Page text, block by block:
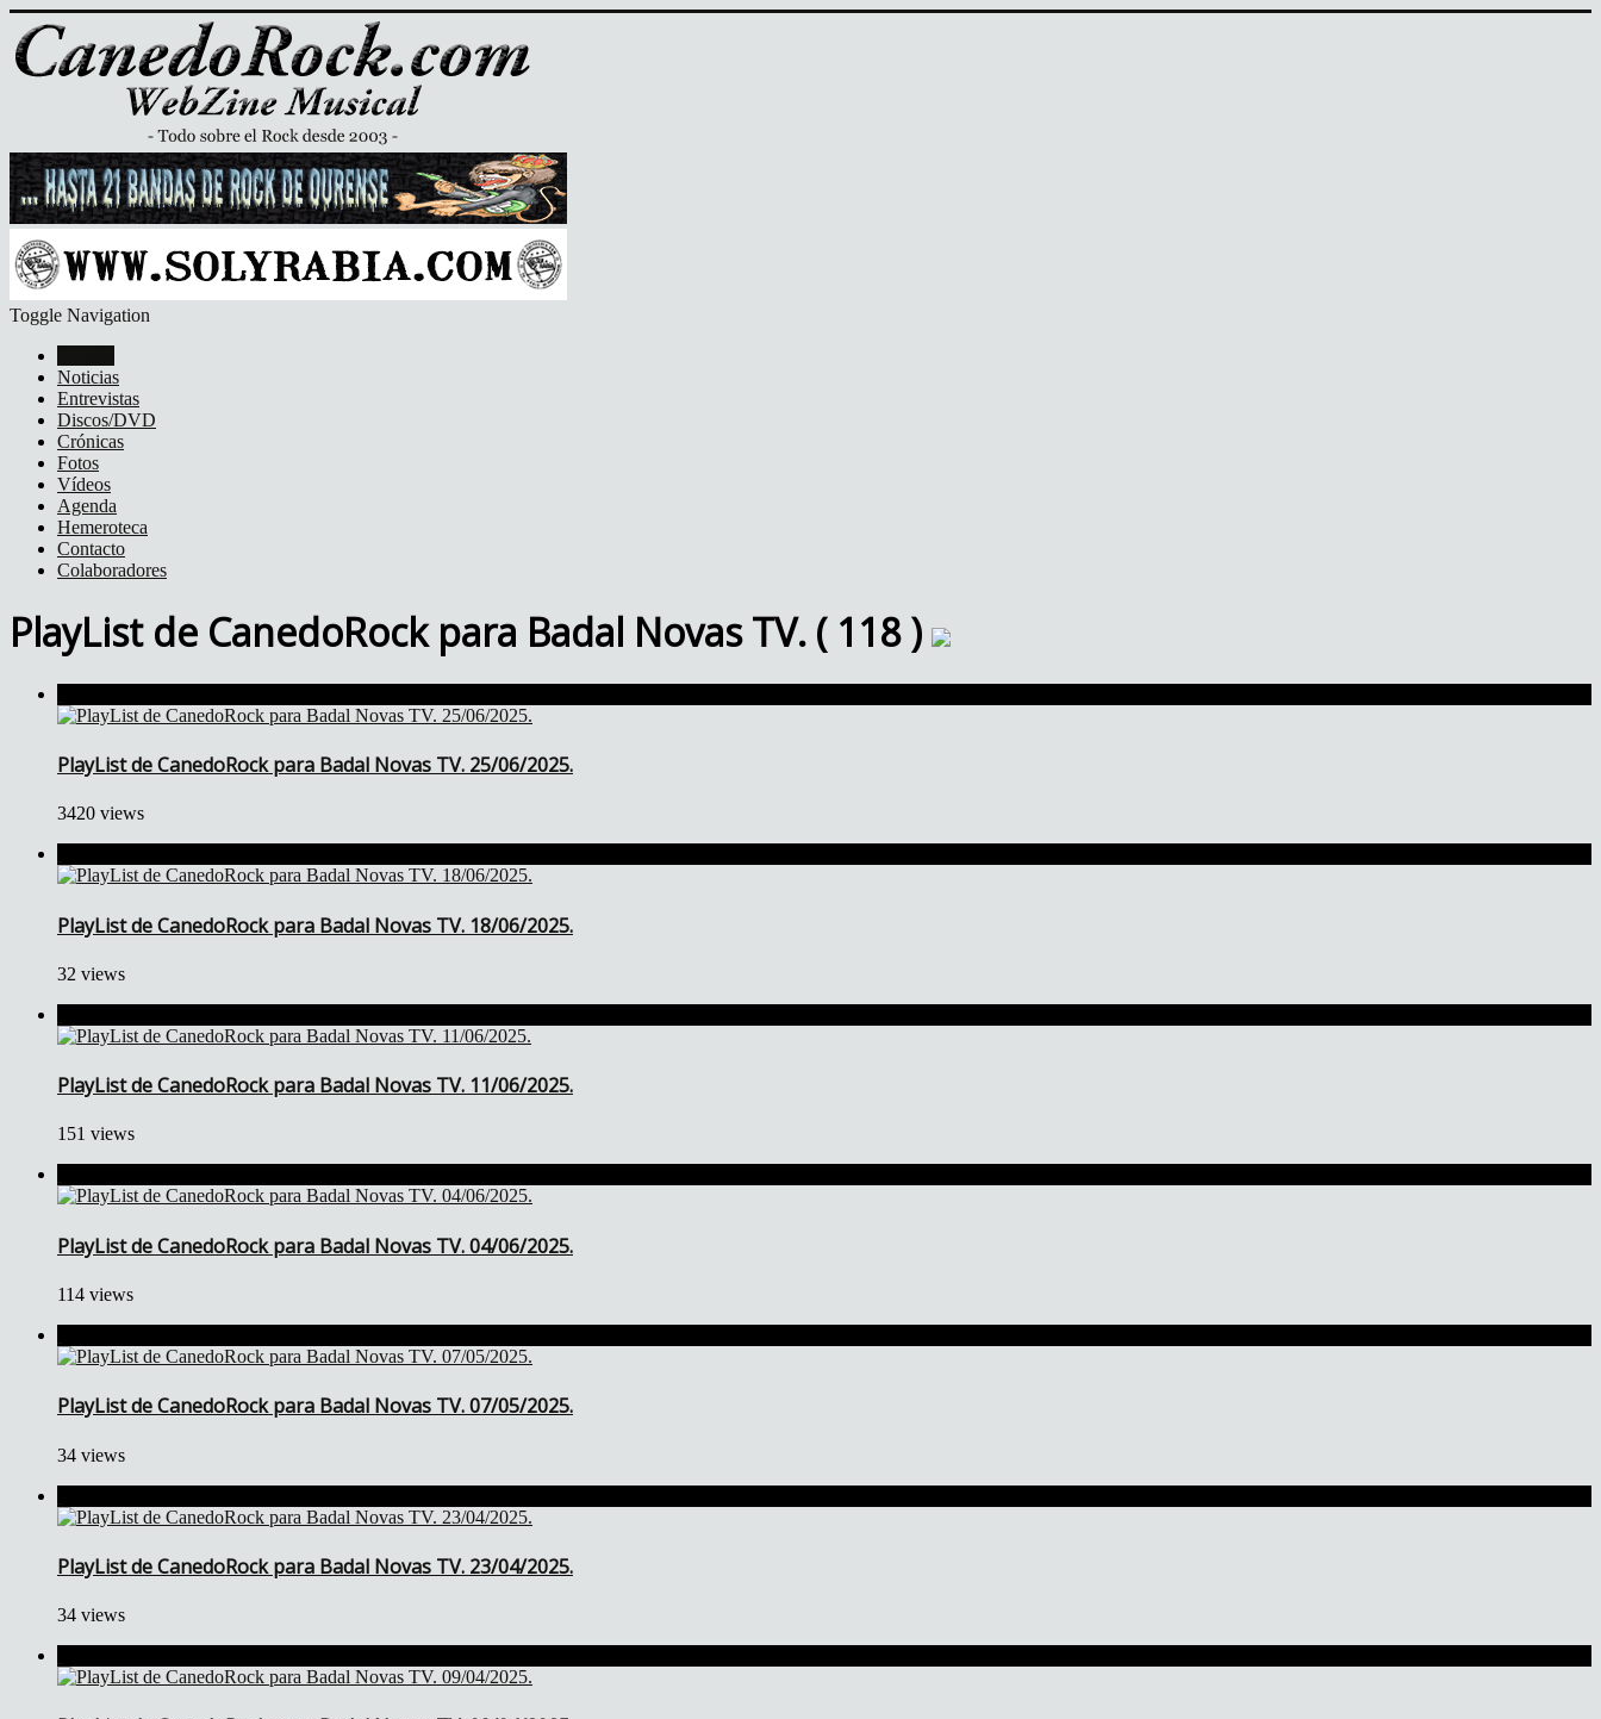
Toggle Navigation
Noticias
Entrevistas
Discos/DVD
Crónicas
Fotos
Vídeos
Agenda
Hemeroteca
Contacto
Colaboradores
PlayList de CanedoRock para Badal Novas TV. ( 118 )
PlayList de CanedoRock para Badal Novas TV. 25/06/2025.
3420 views
PlayList de CanedoRock para Badal Novas TV. 18/06/2025.
32 views
PlayList de CanedoRock para Badal Novas TV. 11/06/2025.
151 views
PlayList de CanedoRock para Badal Novas TV. 04/06/2025.
114 views
PlayList de CanedoRock para Badal Novas TV. 07/05/2025.
34 views
PlayList de CanedoRock para Badal Novas TV. 23/04/2025.
34 views